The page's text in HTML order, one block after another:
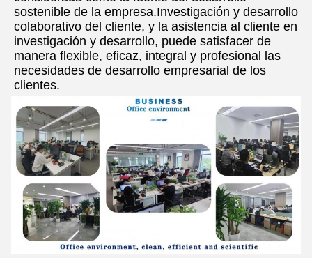
sostenible de la empresa.Investigación y desarrollo
colaborativo del cliente, y la asistencia al cliente en
investigación y desarrollo, puede satisfacer de
manera flexible, eficaz, integral y profesional las
necesidades de desarrollo empresarial de los
clientes.